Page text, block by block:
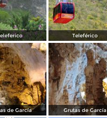
Teleférico
de García Grutas de García